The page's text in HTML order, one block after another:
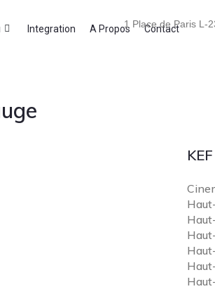
1 Place de Paris L-
Integration A Propos Contact